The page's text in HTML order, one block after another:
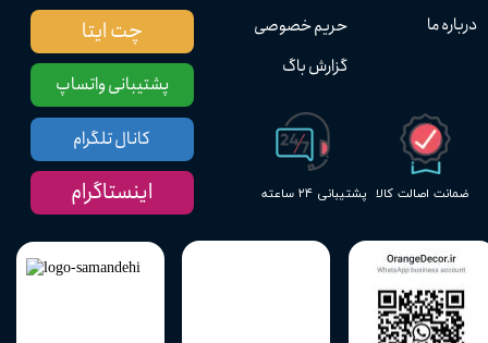
پشتیبانی ۲۴ ساعته ضمانت اصالت کالا
حریم خصوصی
گزارش باگ
درباره ما
پشتیبانی واتساپ
چت ایتا
کانال تلگرام
اینستاگرام